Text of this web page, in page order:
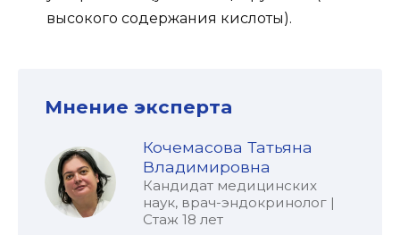
высокого содержания кислоты).
Мнение эксперта
Кочемасова Татьяна
Владимировна
Кандидат медицинских
наук, врач-эндокринолог |
Стаж 18 лет